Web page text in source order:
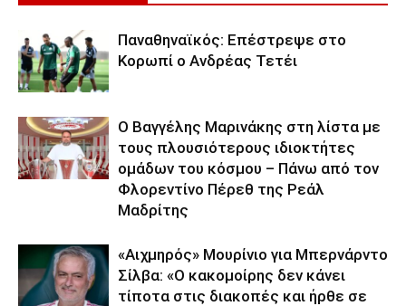
Παναθηναϊκός: Επέστρεψε στο
Κορωπί ο Ανδρέας Τετέι
Ο Βαγγέλης Μαρινάκης στη λίστα με
τους πλουσιότερους ιδιοκτήτες
ομάδων του κόσμου – Πάνω από τον
Φλορεντίνο Πέρεθ της Ρεάλ
Μαδρίτης
«Αιχμηρός» Μουρίνιο για Μπερνάρντο
Σίλβα: «Ο κακομοίρης δεν κάνει
τίποτα στις διακοπές και ήρθε σε